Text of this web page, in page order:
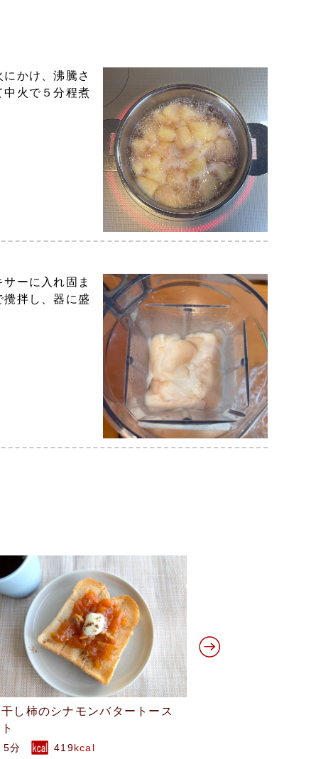
かけ、沸騰さ
中火で５分程煮
ーに入れ固ま
攪拌し、器に盛
西洋梨のガトーインビジブル
60分